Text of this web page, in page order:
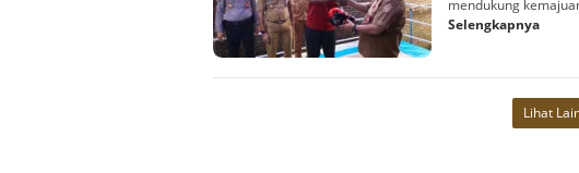
mendukung
Selengkapnya
Lihat